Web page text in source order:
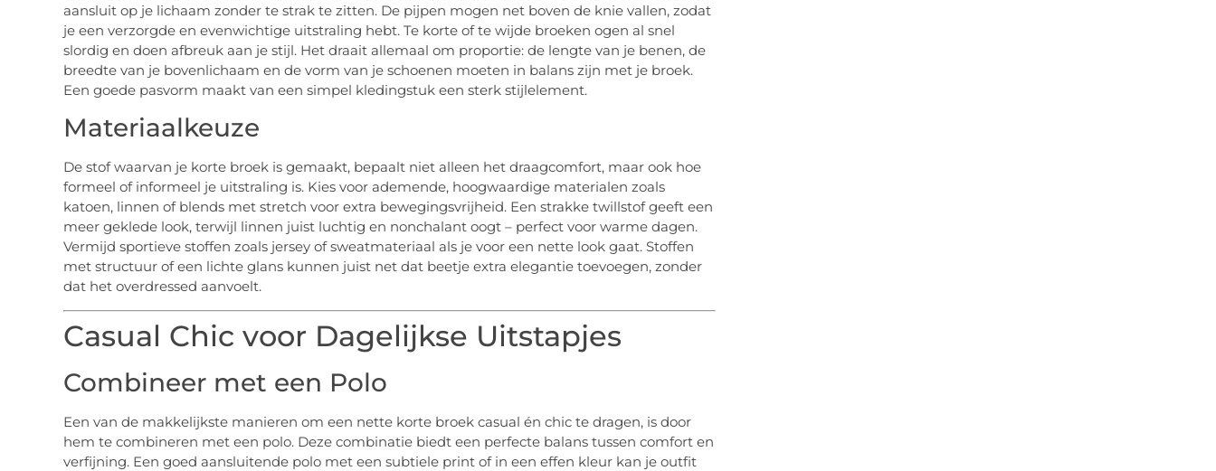
aansluit op je lichaam zonder te strak te zitten. De pijpen mogen net boven de knie vallen, zodat
je een verzorgde en evenwichtige uitstraling hebt. Te korte of te wijde broeken ogen al snel
slordig en doen afbreuk aan je stijl. Het draait allemaal om proportie: de lengte van je benen, de
breedte van je bovenlichaam en de vorm van je schoenen moeten in balans zijn met je broek.
Een goede pasvorm maakt van een simpel kledingstuk een sterk stijlelement.
Materiaalkeuze
De stof waarvan je korte broek is gemaakt, bepaalt niet alleen het draagcomfort, maar ook hoe
formeel of informeel je uitstraling is. Kies voor ademende, hoogwaardige materialen zoals
katoen, linnen of blends met stretch voor extra bewegingsvrijheid. Een strakke twillstof geeft een
meer geklede look, terwijl linnen juist luchtig en nonchalant oogt – perfect voor warme dagen.
Vermijd sportieve stoffen zoals jersey of sweatmateriaal als je voor een nette look gaat. Stoffen
met structuur of een lichte glans kunnen juist net dat beetje extra elegantie toevoegen, zonder
dat het overdressed aanvoelt.
Casual Chic voor Dagelijkse Uitstapjes
Combineer met een Polo
Een van de makkelijkste manieren om een nette korte broek casual én chic te dragen, is door
hem te combineren met een polo. Deze combinatie biedt een perfecte balans tussen comfort en
verfijning. Een goed aansluitende polo met een subtiele print of in een effen kleur kan je outfit